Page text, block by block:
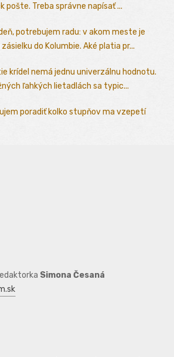
pošte. Treba správne napísať ...
potrebujem radu: v akom meste je
do Kolumbie. Aké platia pr...
krídel nemá jednu univerzálnu hodnotu.
ľahkých lietadlách sa typic...
poradiť kolko stupňov ma vzepetí
Simona Česaná